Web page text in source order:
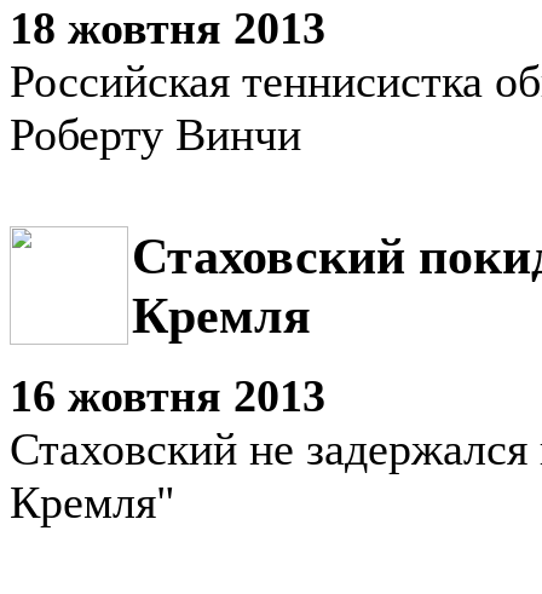
18 жовтня 2013
Российская теннисистка
Роберту Винчи
Стаховский
Кремля
16 жовтня 2013
Стаховский не
Кремля"